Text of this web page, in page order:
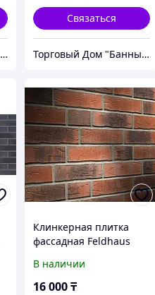
Торговый Дом "Банный мир"
Связаться
Торговый Дом "Банный мир"
Клинкерная плитка
фассадная Feldhaus
В наличии
16 000₸